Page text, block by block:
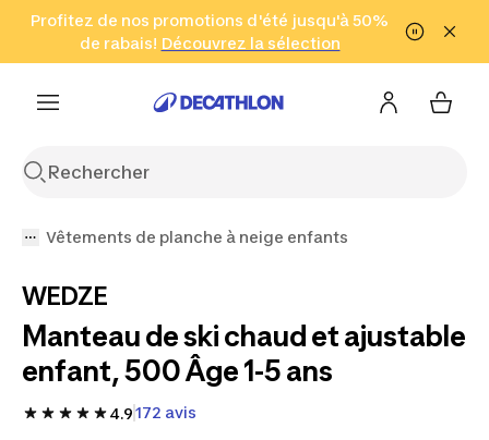
Aller à la recherche Aller au contenu Aller au pied de
Profitez de nos promotions d'été jusqu'à 50%
de rabais! Découvrez la sélection
Cliquez ici
en seulement 2 h!
(Zones sélectionnées)
Vêtements de planche à neige enfants
WEDZE
Manteau de ski chaud et ajustable
enfant, 500 Âge 1-5 ans
4.9172 avis